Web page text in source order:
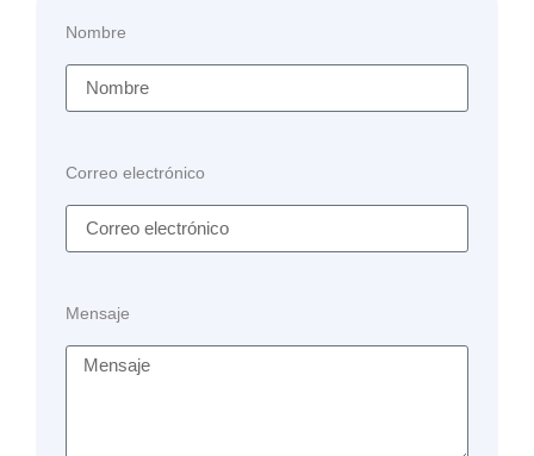
Nombre
Correo electrónico
Mensaje